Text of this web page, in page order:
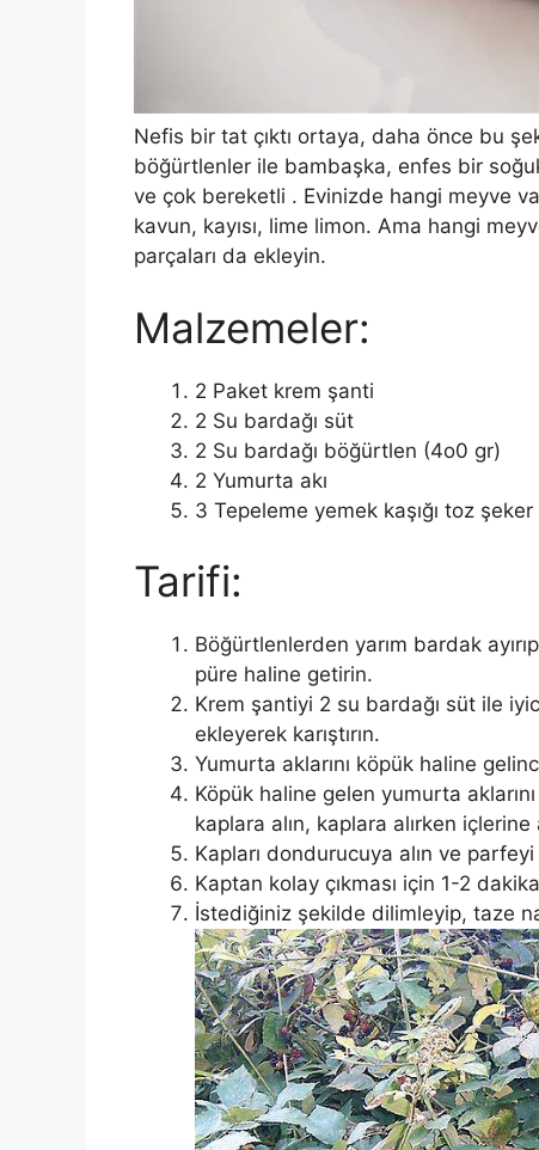
Nefis bir tat çıktı ortaya, daha önce bu
böğürtlenler ile bambaşka, enfes bir
ve çok bereketli . Evinizde hangi meyve
kavun, kayısı, lime limon. Ama hangi
parçaları da ekleyin.
Malzemeler:
2 Paket krem şanti
2 Su bardağı süt
2 Su bardağı böğürtlen (4o0 gr)
2 Yumurta akı
3 Tepeleme yemek kaşığı toz
Tarifi:
Böğürtlenlerden yarım bardak
püre haline getirin.
Krem şantiyi 2 su bardağı süt ile
ekleyerek karıştırın.
Yumurta aklarını köpük haline
Köpük haline gelen yumurta
kaplara alın, kaplara alırken
Kapları dondurucuya alın ve
Kaptan kolay çıkması için 1-2
İstediğiniz şekilde dilimleyip, taze